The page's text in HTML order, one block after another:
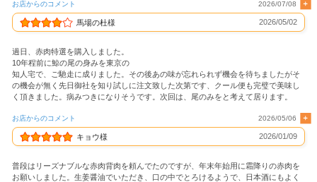
お店からのコメント 2026/07/08
馬場の杜様 2026/05/02
過日、赤肉特選を購入しました。
10年程前に鯨の尾の身みを東京の
知人宅で、ご馳走に成りました。その後あの味が忘れられず機会を待ちましたがそ
の機会が無く先日御社を知り試しに注文致した次第です、クール便も完璧で美味し
く頂きました。病みつきになりそうです。次回は、尾のみをと考えて居ります。
お店からのコメント 2026/05/06
キョウ様 2026/01/09
普段はリーズナブルな赤肉背肉を頼んでたのですが、年末年始用に霜降りの赤肉を
お願いしました。生姜醤油でいただき、口の中でとろけるようで、日本酒にもよく